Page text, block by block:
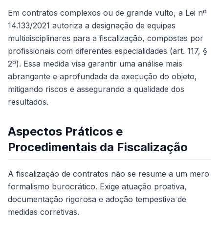
Em contratos complexos ou de grande vulto, a Lei nº
14.133/2021 autoriza a designação de equipes
multidisciplinares para a fiscalização, compostas por
profissionais com diferentes especialidades (art. 117, §
2º). Essa medida visa garantir uma análise mais
abrangente e aprofundada da execução do objeto,
mitigando riscos e assegurando a qualidade dos
resultados.
Aspectos Práticos e
Procedimentais da Fiscalização
A fiscalização de contratos não se resume a um mero
formalismo burocrático. Exige atuação proativa,
documentação rigorosa e adoção tempestiva de
medidas corretivas.